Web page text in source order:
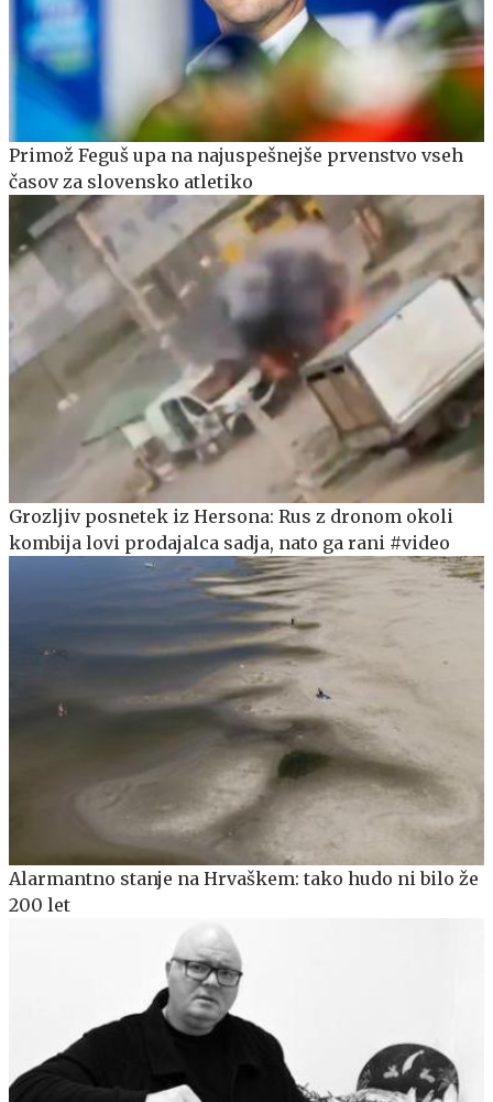
Primož Feguš upa na najuspešnejše prvenstvo vseh
časov za slovensko atletiko
Grozljiv posnetek iz Hersona: Rus z dronom okoli
kombija lovi prodajalca sadja, nato ga rani #video
Alarmantno stanje na Hrvaškem: tako hudo ni bilo že
200 let